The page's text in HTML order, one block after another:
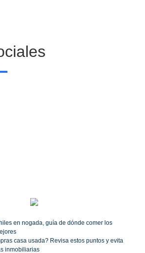
en nogada, guía de dónde comer los
casa usada? Revisa estos puntos y evita
inmobiliarias